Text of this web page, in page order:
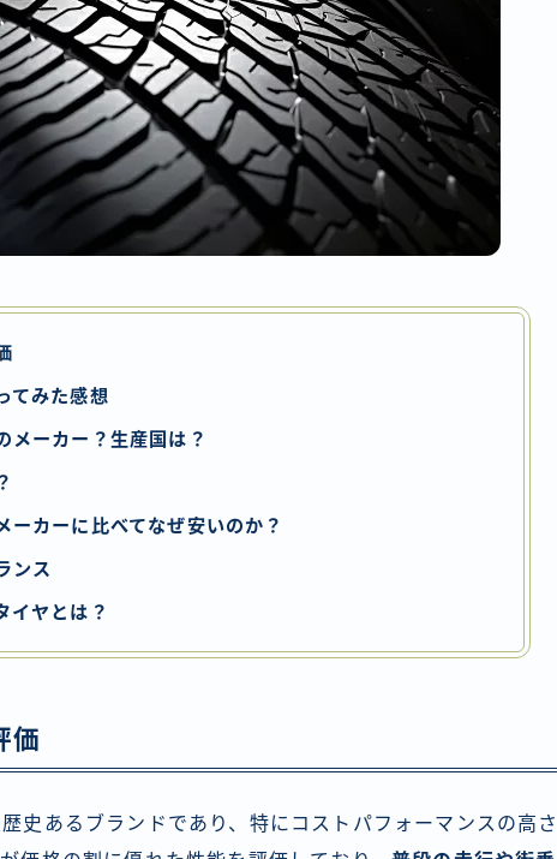
てみた感想
メーカー？生産国は？
ーカーに比べてなぜ安いのか？
ンス
イヤとは？
価
史あるブランドであり、特にコストパフォーマンスの高さ